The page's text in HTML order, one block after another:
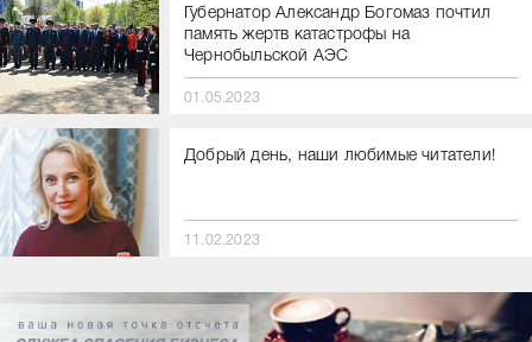
Губернатор Александр Богомаз почтил
память жертв катастрофы на
Чернобыльской АЭС
01.05.2023
Добрый день, наши любимые читатели!
11.02.2023